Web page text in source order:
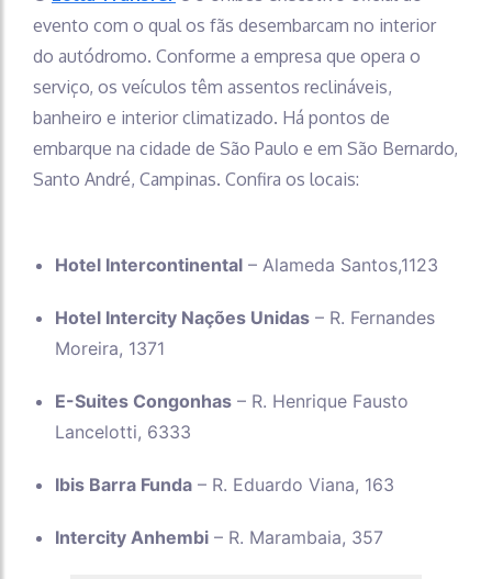
evento com o qual os fãs desembarcam no interior
do autódromo. Conforme a empresa que opera o
serviço, os veículos têm assentos reclináveis,
banheiro e interior climatizado. Há pontos de
embarque na cidade de São Paulo e em São Bernardo,
Santo André, Campinas. Confira os locais:
Hotel Intercontinental – Alameda Santos,1123
Hotel Intercity Nações Unidas – R. Fernandes
Moreira, 1371
E-Suites Congonhas – R. Henrique Fausto
Lancelotti, 6333
Ibis Barra Funda – R. Eduardo Viana, 163
Intercity Anhembi – R. Marambaia, 357